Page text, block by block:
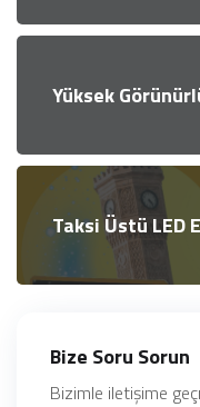
Yüksek
Taksi Üstü LED
Bize Soru Sorun
Bizimle iletişime